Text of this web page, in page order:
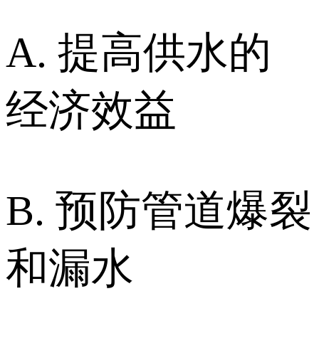
A. 提高供水的
经济效益
B. 预防管道爆裂
和漏水